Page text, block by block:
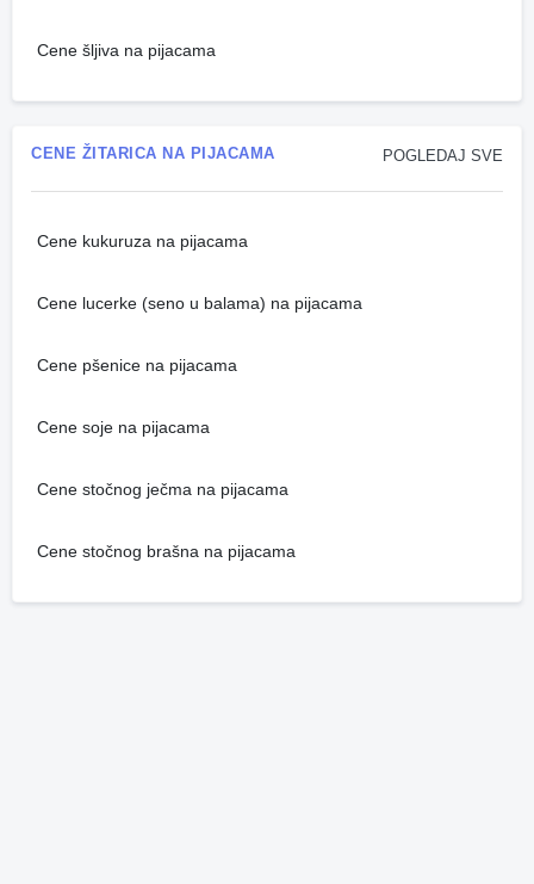
Cene šljiva na pijacama
POGLEDAJ SVE
CENE ŽITARICA NA PIJACAMA
Cene kukuruza na pijacama
Cene lucerke (seno u balama) na pijacama
Cene pšenice na pijacama
Cene soje na pijacama
Cene stočnog ječma na pijacama
Cene stočnog brašna na pijacama